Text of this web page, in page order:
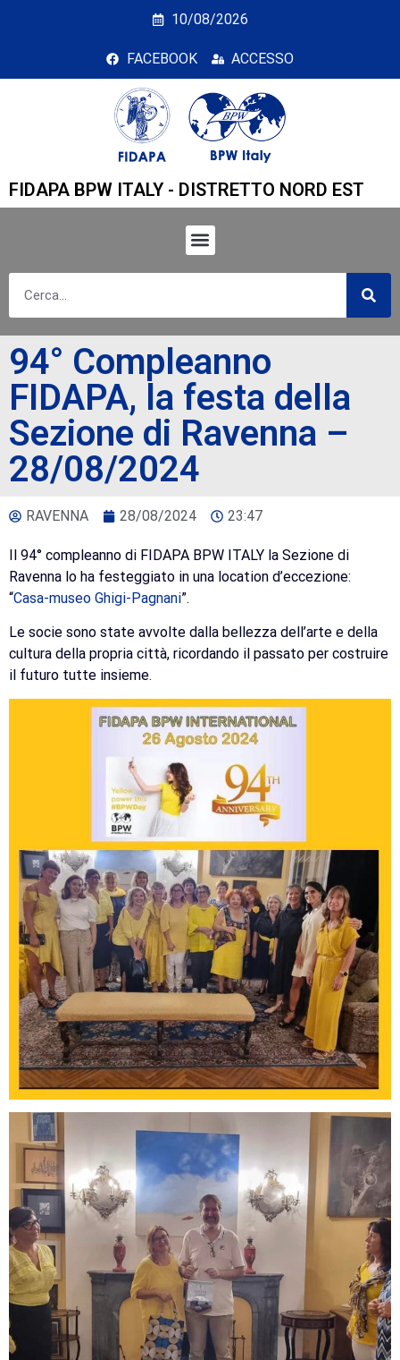
94° Compleanno
10/08/2026
FACEBOOK ACCESSO
FIDAPA BPW ITALY - DISTRETTO NORD EST
94° Compleanno
FIDAPA, la festa della
Sezione di Ravenna –
28/08/2024
RAVENNA 28/08/2024 23:47
Il 94° compleanno di FIDAPA BPW ITALY la Sezione di
Ravenna lo ha festeggiato in una location d’eccezione:
“Casa-museo Ghigi-Pagnani”.
Le socie sono state avvolte dalla bellezza dell’arte e della
cultura della propria città, ricordando il passato per costruire
il futuro tutte insieme.